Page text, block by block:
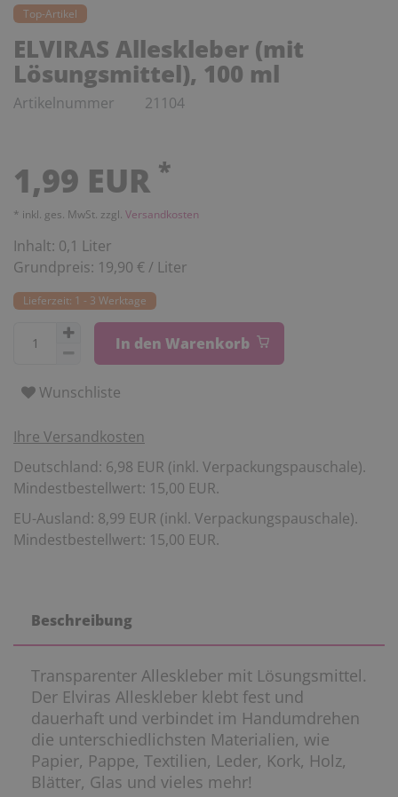
Top-Artikel
ELVIRAS Alleskleber (mit
Lösungsmittel), 100 ml
Artikelnummer 21104
1,99 EUR *
* inkl. ges. MwSt. zzgl. Versandkosten
Inhalt: 0,1 Liter
Grundpreis: 19,90 € / Liter
Lieferzeit: 1 - 3 Werktage
In den Warenkorb
Wunschliste
Ihre Versandkosten
Deutschland: 6,98 EUR (inkl. Verpackungspauschale).
Mindestbestellwert: 15,00 EUR.
EU-Ausland: 8,99 EUR (inkl. Verpackungspauschale).
Mindestbestellwert: 15,00 EUR.
Beschreibung
Transparenter Alleskleber mit Lösungsmittel.
Der Elviras Alleskleber klebt fest und
dauerhaft und verbindet im Handumdrehen
die unterschiedlichsten Materialien, wie
Papier, Pappe, Textilien, Leder, Kork, Holz,
Blätter, Glas und vieles mehr!